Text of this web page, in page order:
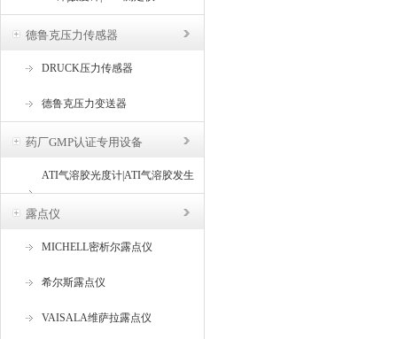
德鲁克压力传感器
DRUCK压力传感器
德鲁克压力变送器
药厂GMP认证专用设备
ATI气溶胶光度计|ATI气溶胶发生
器
露点仪
MICHELL密析尔露点仪
希尔斯露点仪
VAISALA维萨拉露点仪